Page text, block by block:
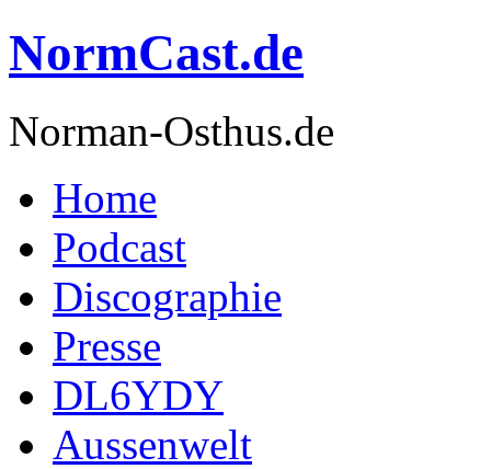
NormCast.de
Norman-Osthus.de
Home
Podcast
Discographie
Presse
DL6YDY
Aussenwelt